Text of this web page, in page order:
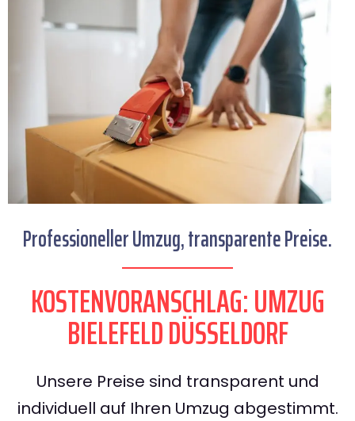
Professioneller Umzug, transparente Preise.
KOSTENVORANSCHLAG: UMZUG
BIELEFELD DÜSSELDORF
Unsere Preise sind transparent und
individuell auf Ihren Umzug abgestimmt.